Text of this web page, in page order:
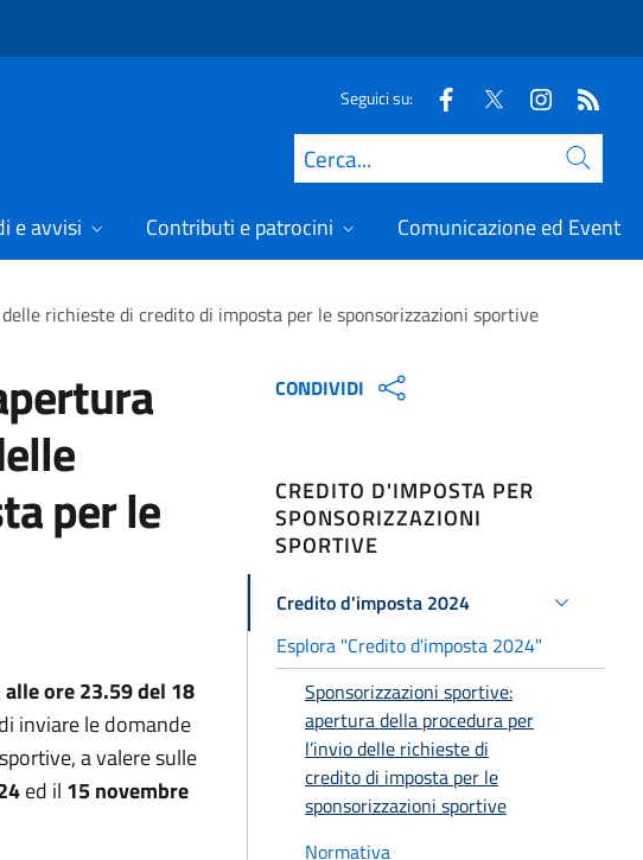
Seguici su:
Cerca
e avvisi Contributi e patrocini Comunicazione ed Eventi
richieste di credito di imposta per le sponsorizzazioni sportive
per le
ore 23.59 del 18
inviare le domande
a valere sulle
ed il 15 novembre
CONDIVIDI
CREDITO D'IMPOSTA PER
SPONSORIZZAZIONI
SPORTIVE
Credito d'imposta 2024
Esplora "Credito d'imposta 2024"
Sponsorizzazioni sportive:
apertura della procedura per
l’invio delle richieste di
credito di imposta per le
sponsorizzazioni sportive
Normativa